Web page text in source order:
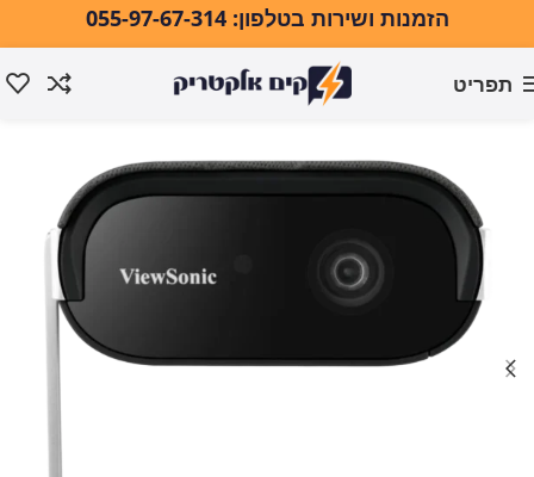
הזמנות ושירות בטלפון: 055-97-67-314
תפריט
עמוד הבית טלוויזיות ואודיו וידאו ואודיו